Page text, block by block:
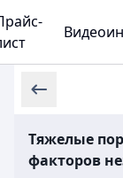
Тяжелые
факторов